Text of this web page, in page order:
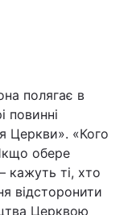
полягає в
повинні
Церкви». «Кого
обере
кажуть ті, хто
відсторонити
Церквою